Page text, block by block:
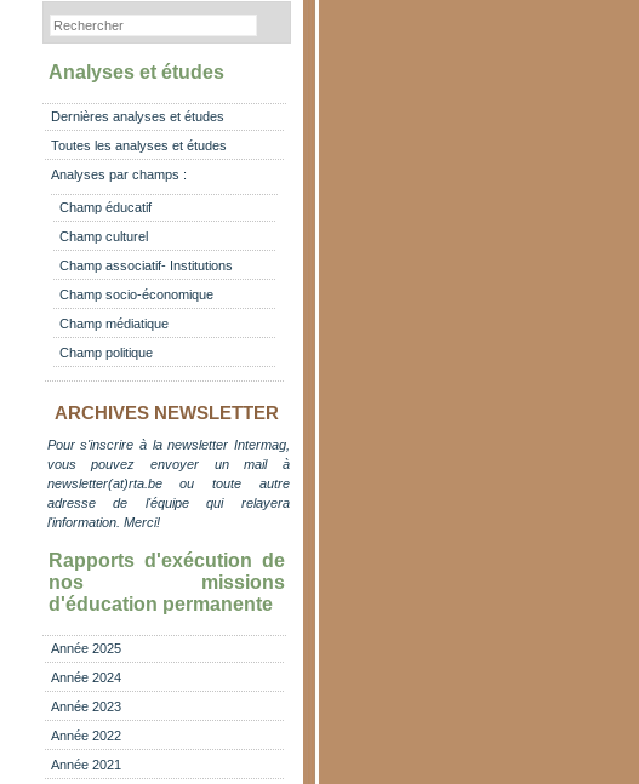
Analyses et études
Dernières analyses et études
Toutes les analyses et études
Analyses par champs :
Champ éducatif
Champ culturel
Champ associatif- Institutions
Champ socio-économique
Champ médiatique
Champ politique
ARCHIVES NEWSLETTER
Pour s'inscrire à la newsletter Intermag,
vous pouvez envoyer un mail à
newsletter(at)rta.beou toute autre
adresse de l'équipe qui relayera
l'information. Merci!
Rapports d'exécution de
nos missions
d'éducation permanente
Année 2025
Année 2024
Année 2023
Année 2022
Année 2021